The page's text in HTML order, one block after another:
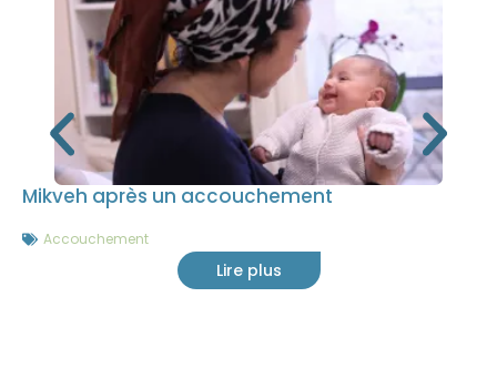
Mikveh après un accouchement
Accouchement
Lire plus